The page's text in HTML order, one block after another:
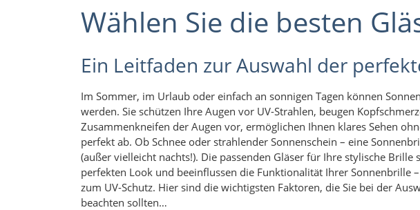
Wählen Sie die besten
Ein Leitfaden zur Auswahl der
Im Sommer, im Urlaub oder einfach an sonnigen Tagen können
werden. Sie schützen Ihre Augen vor UV-Strahlen, beugen
Zusammenkneifen der Augen vor, ermöglichen Ihnen klares Sehen
perfekt ab. Ob Schnee oder strahlender Sonnenschein – eine
(außer vielleicht nachts!). Die passenden Gläser für Ihre stylische
perfekten Look und beeinflussen die Funktionalität Ihrer Sonnenbrille
zum UV-Schutz. Hier sind die wichtigsten Faktoren, die Sie bei der
beachten sollten…